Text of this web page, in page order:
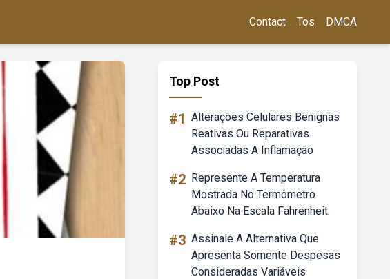
Contact Tos DMCA
Top Post
#1 Alterações Celulares Benignas
Reativas Ou Reparativas
Associadas A Inflamação
#2 Represente A Temperatura
Mostrada No Termômetro
Abaixo Na Escala Fahrenheit.
#3 Assinale A Alternativa Que
Apresenta Somente Despesas
Consideradas Variáveis